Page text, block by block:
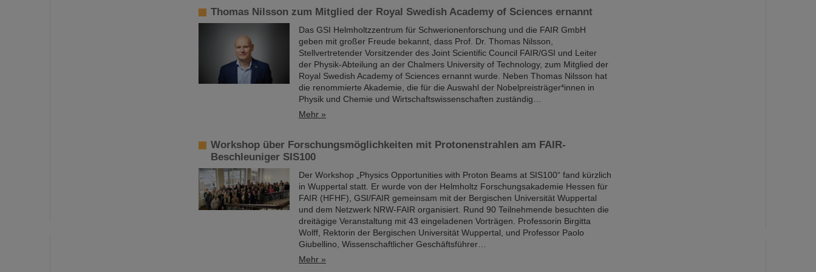
Thomas Nilsson zum Mitglied der Royal Swedish Academy of Sciences ernannt
Das GSI Helmholtzzentrum für Schwerionenforschung und die FAIR GmbH
geben mit großer Freude bekannt, dass Prof. Dr. Thomas Nilsson,
Stellvertretender Vorsitzender des Joint Scientific Council FAIR/GSI und Leiter
der Physik-Abteilung an der Chalmers University of Technology, zum Mitglied der
Royal Swedish Academy of Sciences ernannt wurde. Neben Thomas Nilsson hat
die renommierte Akademie, die für die Auswahl der Nobelpreisträger*innen in
Physik und Chemie und Wirtschaftswissenschaften zuständig…
Mehr »
Workshop über Forschungsmöglichkeiten mit Protonenstrahlen am FAIR-
Beschleuniger SIS100
Der Workshop „Physics Opportunities with Proton Beams at SIS100“ fand kürzlich
in Wuppertal statt. Er wurde von der Helmholtz Forschungsakademie Hessen für
FAIR (HFHF), GSI/FAIR gemeinsam mit der Bergischen Universität Wuppertal
und dem Netzwerk NRW-FAIR organisiert. Rund 90 Teilnehmende besuchten die
dreitägige Veranstaltung mit 43 eingeladenen Vorträgen. Professorin Birgitta
Wolff, Rektorin der Bergischen Universität Wuppertal, und Professor Paolo
Giubellino, Wissenschaftlicher Geschäftsführer…
Mehr »